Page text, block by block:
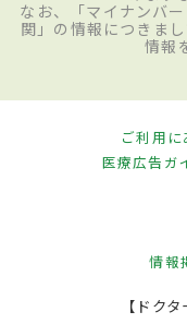
なお、「マイナンバ
関」の情報につきま
情報
ご利用に
医療広告ガ
情報
【ドク